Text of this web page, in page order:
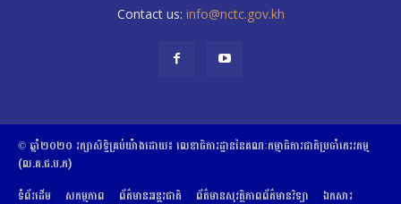
Contact us: info@nctc.gov.kh
© ឆ្នាំ២០២០​ ​រក្សាសិទ្ធិ​គ្រប់យ៉ាង​ដោយ​៖​ ​លេខាធិការដ្ឋាននៃគណៈកម្មាធិការជាតិប្រចាំភេរវកម្ម
(ល.គ.ជ.ប.ភ)
ទំព័រដើម
សកម្មភាព ព័ត៌មានអន្តរជាតិ ព័ត៌មានសុវត្ថិភាពព័ត៌មានវិទ្យា ឯកសារ